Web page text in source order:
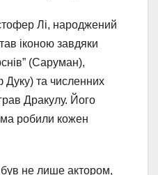
Лі, народжений
іконою завдяки
(Саруман),
Дуку) та численних
Дракулу. Його
робили кожен
не лише актором,